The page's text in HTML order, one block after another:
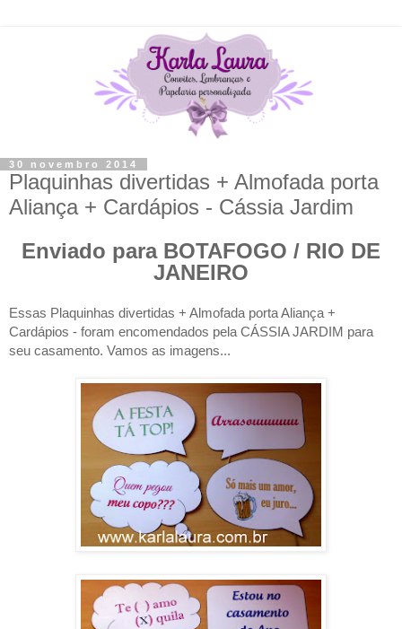
30 novembro 2014
Plaquinhas divertidas + Almofada porta
Aliança + Cardápios - Cássia Jardim
Enviado para BOTAFOGO / RIO DE
JANEIRO
Essas Plaquinhas divertidas + Almofada porta Aliança +
Cardápios - foram encomendados pela CÁSSIA JARDIM para
seu casamento. Vamos as imagens...